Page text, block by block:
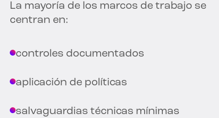
La mayoría de los marcos de trabajo se
centran en:
controles documentados
aplicación de políticas
salvaguardias técnicas mínimas